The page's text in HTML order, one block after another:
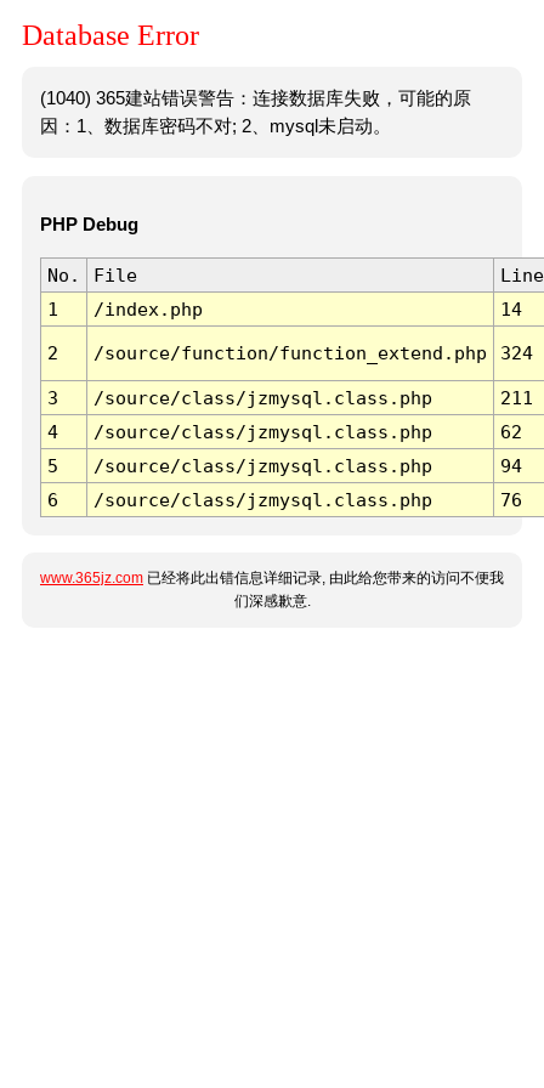
Database Error
(1040) 365建站错误警告：连接数据库失败，可能的原
因：1、数据库密码不对; 2、mysql未启动。
PHP Debug
No. File
Line
1
/index.php 14
2 /source/function/function_extend.php 324
3 /source/class/jzmysql.class.php
211
4
/source/class/jzmysql.class.php
62
5
/source/class/jzmysql.class.php
94
6
/source/class/jzmysql.class.php 76
www.365jz.com 已经将此出错信息详细记录, 由此给您带来的访问不便我
们深感歉意.